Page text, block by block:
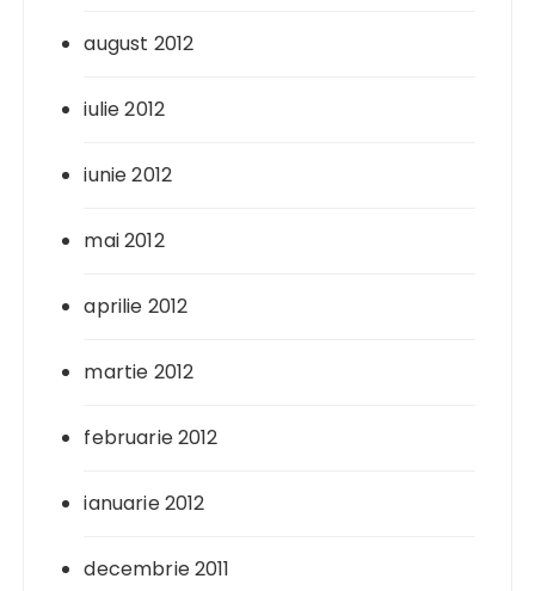
august 2012
iulie 2012
iunie 2012
mai 2012
aprilie 2012
martie 2012
februarie 2012
ianuarie 2012
decembrie 2011